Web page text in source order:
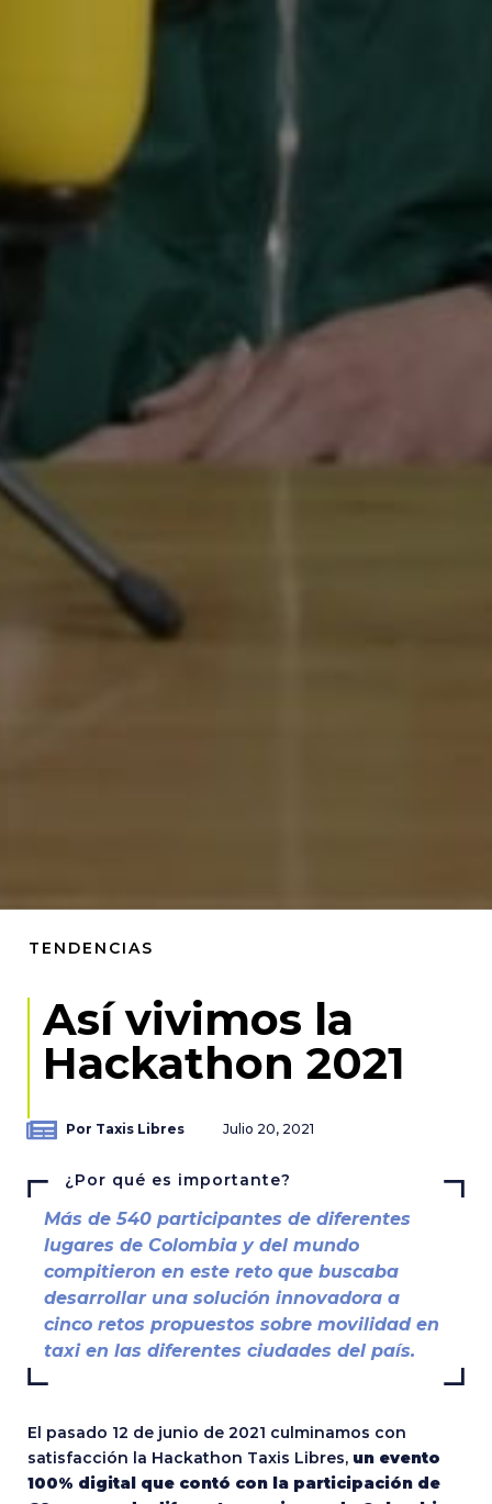
TENDENCIAS
Así vivimos la
Hackathon 2021
Por Taxis Libres Julio 20, 2021
¿Por qué es importante?
Más de 540 participantes de diferentes
lugares de Colombia y del mundo
compitieron en este reto que buscaba
desarrollar una solución innovadora a
cinco retos propuestos sobre movilidad en
taxi en las diferentes ciudades del país.
El pasado 12 de junio de 2021 culminamos con
satisfacción la Hackathon Taxis Libres, un evento
100% digital que contó con la participación de